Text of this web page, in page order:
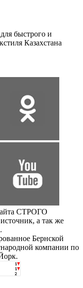
быстрого и
Казахстана
СТРОГО
а так же
Бернской
компании по